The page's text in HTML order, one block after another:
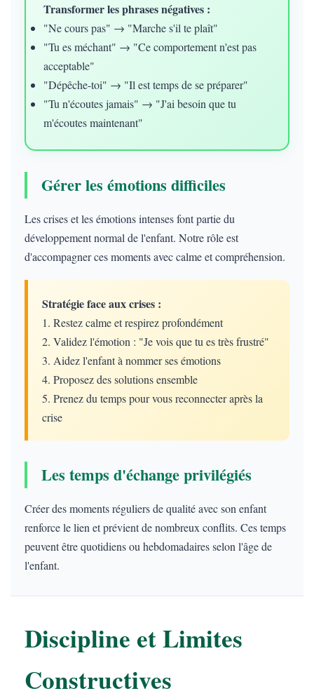
Transformer les phrases négatives :
"Ne cours pas" → "Marche s'il te plaît"
"Tu es méchant" → "Ce comportement n'est pas
acceptable"
"Dépêche-toi" → "Il est temps de se préparer"
"Tu n'écoutes jamais" → "J'ai besoin que tu
m'écoutes maintenant"
Gérer les émotions difficiles
Les crises et les émotions intenses font partie du
développement normal de l'enfant. Notre rôle est
d'accompagner ces moments avec calme et compréhension.
Stratégie face aux crises :
1. Restez calme et respirez profondément
2. Validez l'émotion : "Je vois que tu es très frustré"
3. Aidez l'enfant à nommer ses émotions
4. Proposez des solutions ensemble
5. Prenez du temps pour vous reconnecter après la
crise
Les temps d'échange privilégiés
Créer des moments réguliers de qualité avec son enfant
renforce le lien et prévient de nombreux conflits. Ces temps
peuvent être quotidiens ou hebdomadaires selon l'âge de
l'enfant.
Discipline et Limites
Constructives